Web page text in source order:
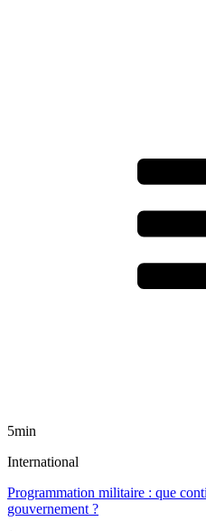
5min
International
Programmation militaire : que
gouvernement ?